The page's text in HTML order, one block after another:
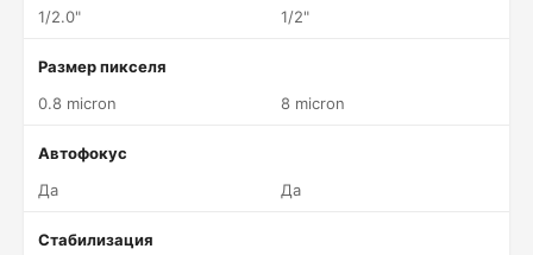
1/2.0"
1/2"
Размер пикселя
0.8 micron
8 micron
Автофокус
Да
Да
Стабилизация